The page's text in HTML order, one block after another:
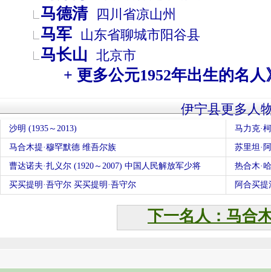
马德清 四川省凉山州
马军 山东省聊城市阳谷县
马长山 北京市
+ 更多公元1952年出生的名人
伊宁县更多人
沙明 (1935～2013) 马力克·
马合木提·穆罕默德 维吾尔族 苏里坦·
曹达诺夫·扎义尔 (1920～2007) 中国人民解放军少将 热合木·
买买提明·吾守尔 买买提明·吾守尔 阿合买提
下一名人：马合